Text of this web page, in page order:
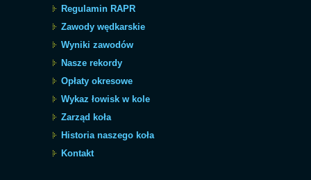
Regulamin RAPR
Zawody wędkarskie
Wyniki zawodów
Nasze rekordy
Opłaty okresowe
Wykaz łowisk w kole
Zarząd koła
Historia naszego koła
Kontakt